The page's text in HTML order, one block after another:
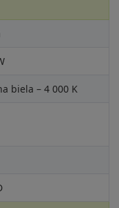
biela – 4 000 K